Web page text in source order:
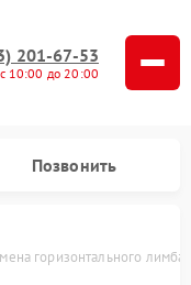
201-67-53
10:00 до 20:00
Позвонить
горизонтального лимба